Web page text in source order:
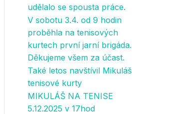
udělalo se spousta práce.
V sobotu 3.4. od 9 hodin
proběhla na tenisových
kurtech první jarní brigáda.
Děkujeme všem za účast.
Také letos navštívil Mikuláš
tenisové kurty
MIKULÁŠ NA TENISE
5.12.2025 v 17hod